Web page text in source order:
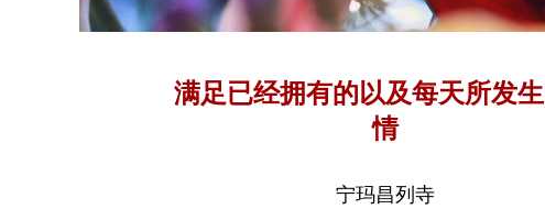
满足已经拥有的以及每天所发
情
宁玛昌列寺